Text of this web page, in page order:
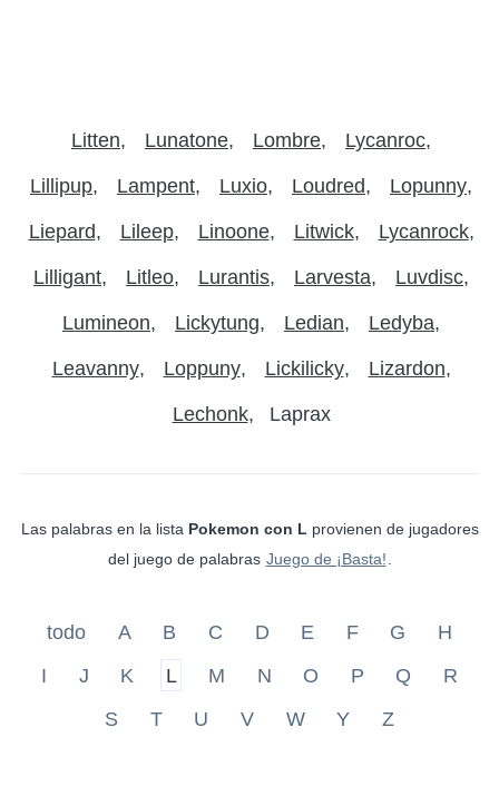
Litten Lunatone Lombre Lycanroc
Lillipup Lampent Luxio Loudred Lopunny
Liepard Lileep Linoone Litwick Lycanrock
Lilligant Litleo Lurantis Larvesta Luvdisc
Lumineon Lickytung Ledian Ledyba
Leavanny Loppuny Lickilicky Lizardon
Lechonk Laprax
Las palabras en la lista Pokemon con L provienen de jugadores
del juego de palabras Juego de ¡Basta!
todo A B C D E F G
H
I
J K L M N O P Q
R
S
T U V W Y Z